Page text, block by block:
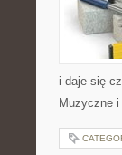
i daje się
Muzyczne